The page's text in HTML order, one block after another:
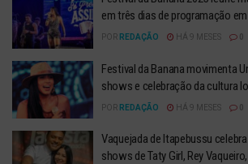
em três dias de programação
POR REDAÇÃO HÁ 9 MESES
Festival da Banana movimenta
shows e celebração da cultura
POR REDAÇÃO HÁ 9 MESES
Vaquejada de Itapebussu
shows de Taty Girl, Rey